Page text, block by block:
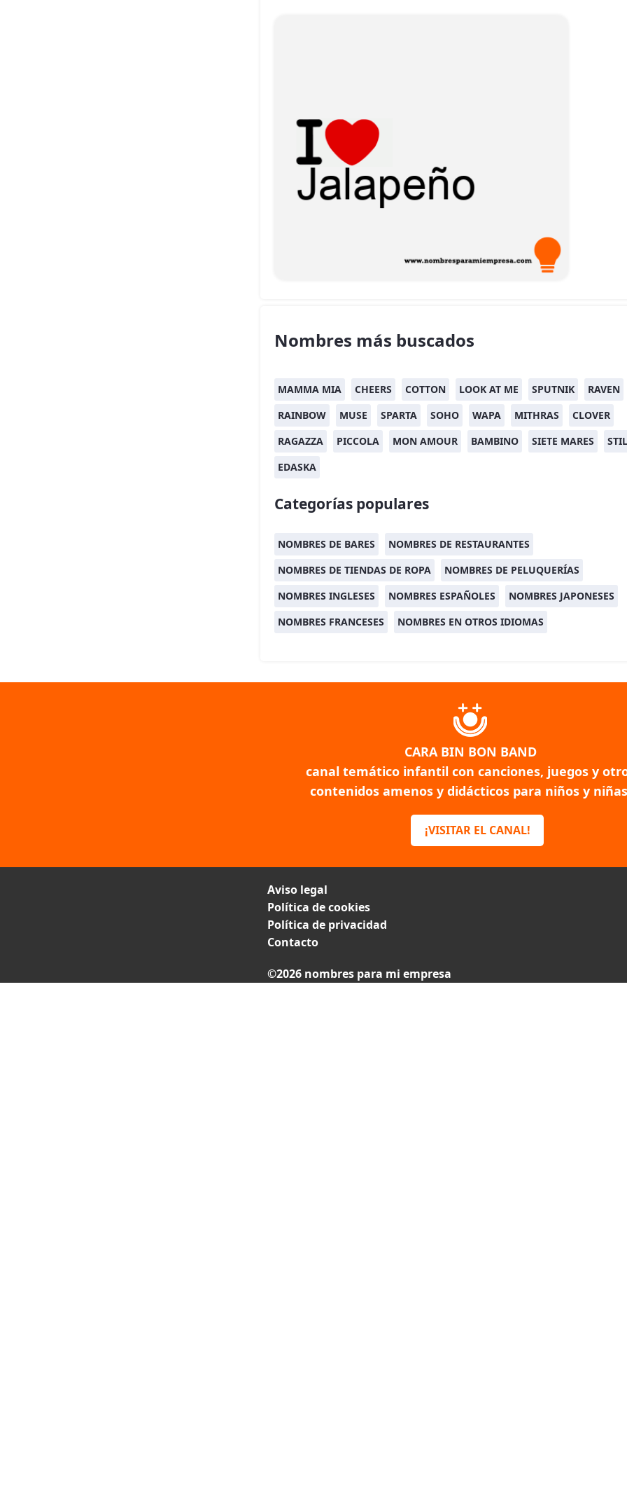
Nombres más buscados
MAMMA MIA CHEERS COTTON LOOK AT ME SPUTNIK
RAVEN
RAINBOW
MUSE SPARTA SOHO WAPA MITHRAS
CLOVER
RAGAZZA
PICCOLA MON AMOUR BAMBINO SIETE MARES
EDASKA
Categorías populares
NOMBRES DE BARES
NOMBRES DE RESTAURANTES
NOMBRES DE TIENDAS DE ROPA
NOMBRES DE PELUQUERÍAS
NOMBRES INGLESES
NOMBRES ESPAÑOLES
NOMBRES JAPONESES
NOMBRES FRANCESES
NOMBRES EN OTROS IDIOMAS
CARA BIN BON BAND
canal temático infantil con canciones, juegos y
contenidos amenos y didácticos para niños y
¡VISITAR EL CANAL!
Aviso legal
Política de cookies
Política de privacidad
Contacto
©2026 nombres para mi empresa